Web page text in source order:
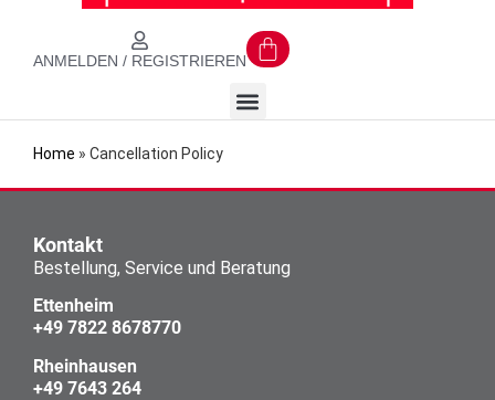
ANMELDEN / REGISTRIEREN
Home » Cancellation Policy
Kontakt
Bestellung, Service und Beratung
Ettenheim
+49 7822 8678770
Rheinhausen
+49 7643 264